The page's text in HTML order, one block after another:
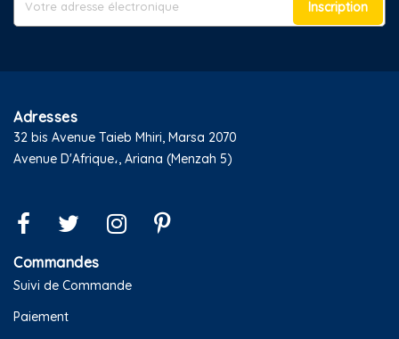
Inscription
Adresses
32 bis Avenue Taieb Mhiri, Marsa 2070
Avenue D'Afrique،, Ariana (Menzah 5)
Commandes
Suivi de Commande
Paiement